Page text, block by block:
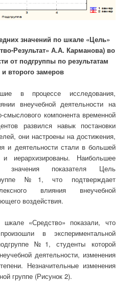
значений по шкале «Цель»
Результат» А.А. Карманова) во
от подгруппы по результатам
и второго замеров
в процессе исследования,
внеучебной деятельности на
смыслового компонента временной
развился навык постановки
они настроены на достижения,
и деятельности стали в большей
иерархизированы. Наибольшее
значения показателя Цель
№1, что подтверждает
влияния внеучебной
воздействия.
«Средство» показали, что
в экспериментальной
№1, студенты которой
деятельности, изменения
Незначительные изменения
группе (Рисунок 2).